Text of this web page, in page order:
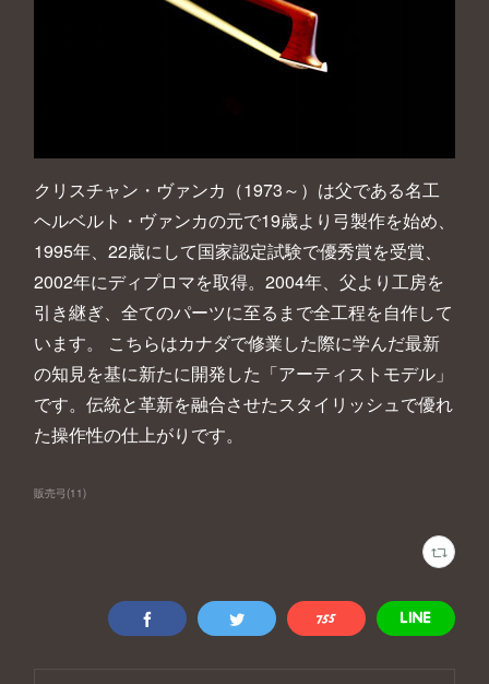
クリスチャン・ヴァンカ（1973～）は父である名工
ヘルベルト・ヴァンカの元で19歳より弓製作を始め、
1995年、22歳にして国家認定試験で優秀賞を受賞、
2002年にディプロマを取得。2004年、父より工房を
引き継ぎ、全てのパーツに至るまで全工程を自作して
います。 こちらはカナダで修業した際に学んだ最新
の知見を基に新たに開発した「アーティストモデル」
です。伝統と革新を融合させたスタイリッシュで優れ
た操作性の仕上がりです。
販売弓 (11)